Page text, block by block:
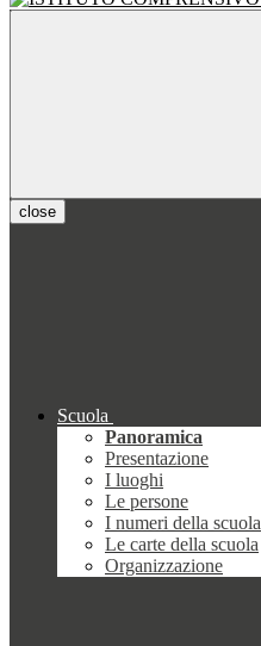
close
Scuola
Panoramica
Presentazione
I luoghi
Le persone
I numeri della scuola
Le carte della scuola
Organizzazione